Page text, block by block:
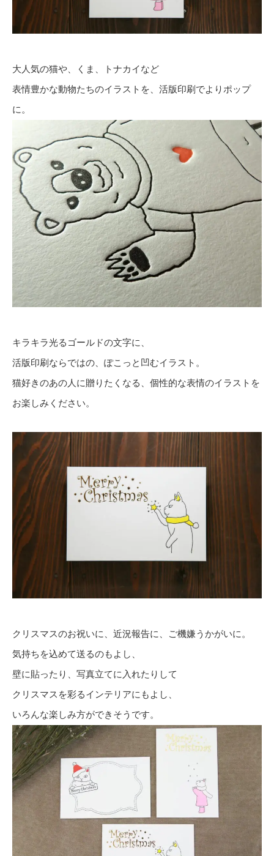
大人気の猫や、くま、トナカイなど
表情豊かな動物たちのイラストを、活版印刷でよりポップ
に。
キラキラ光るゴールドの文字に、
活版印刷ならではの、ぽこっと凹むイラスト。
猫好きのあの人に贈りたくなる、個性的な表情のイラストを
お楽しみください。
クリスマスのお祝いに、近況報告に、ご機嫌うかがいに。
気持ちを込めて送るのもよし、
壁に貼ったり、写真立てに入れたりして
クリスマスを彩るインテリアにもよし、
いろんな楽しみ方ができそうです。